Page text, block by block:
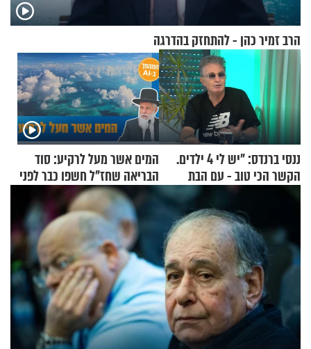
הרב זמיר כהן - להתחזק בהדרגה
ננסי ברנדס: "יש לי 4 ילדים.
הקשר הכי טוב - עם הבת
המים אשר מעל לרקיע: סוד
הבריאה שחז"ל חשפו כבר לפני
אלפי שנים